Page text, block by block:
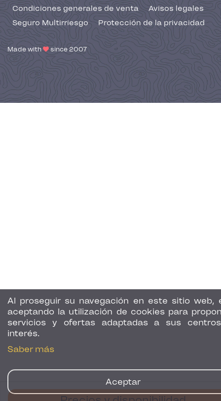
Al proseguir su navegación en este sitio web,
aceptando la utilización de cookies para
servicios y ofertas adaptadas a sus
interés.
Saber más
Aceptar
Condiciones generales de venta
Avisos legales
Seguro Multirriesgo
Protección de la privacidad
Made with since 2007